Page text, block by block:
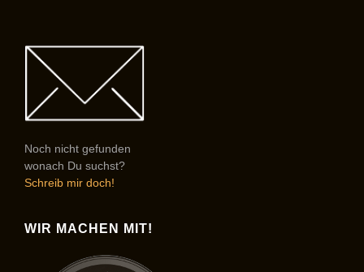
Noch nicht gefunden
wonach Du suchst?
Schreib mir doch!
WIR MACHEN MIT!